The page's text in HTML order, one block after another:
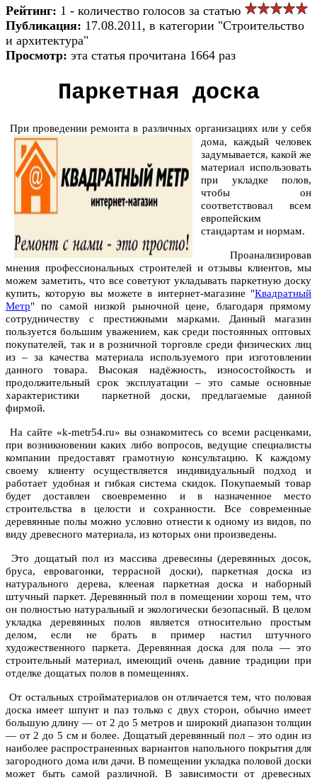
Рейтинг: 1 - количество голосов за статью
Публикация: 17.08.2011, в категории "Строительство
и архитектура"
Просмотр: эта статья прочитана 1664 раз
Паркетная доска
При проведении ремонта в различных организациях или у себя
дома, каждый человек
задумывается, какой же
материал использовать
при укладке полов,
чтобы он
соответствовал всем
европейским
стандартам и нормам.
Проанализировав
мнения профессиональных строителей и отзывы клиентов, мы
можем заметить, что все советуют укладыватьпаркетную доску
купить, которую вы можете в интернет-магазине "Квадратный
Метр" по самой низкой рыночной цене, благодаря прямому
сотрудничеству с престижными марками. Данный магазин
пользуется большим уважением, как среди постоянных оптовых
покупателей, так и в розничной торговле среди физических лиц
из – за качества материала используемого при изготовлении
данного товара. Высокая надёжность, износостойкость и
продолжительный срок эксплуатации – это самые основные
характеристики паркетной доски, предлагаемые данной
фирмой.
На сайте «k-metr54.ru» вы ознакомитесь со всеми расценками,
при возникновении каких либо вопросов, ведущие специалисты
компании предоставят грамотную консультацию. К каждому
своему клиенту осуществляется индивидуальный подход и
работает удобная и гибкая система скидок. Покупаемый товар
будет доставлен своевременно и в назначенное место
строительства в целости и сохранности. Все современные
деревянные полы можно условно отнести к одному из видов, по
виду древесного материала, из которых они произведены.
Это дощатый пол из массива древесины (деревянных досок,
бруса, евровагонки, террасной доски), паркетная доска из
натурального дерева, клееная паркетная доска и наборный
штучный паркет. Деревянный пол в помещении хорош тем, что
он полностью натуральный и экологически безопасный. В целом
укладка деревянных полов является относительно простым
делом, если не брать в пример настил штучного
художественного паркета. Деревянная доска для пола — это
строительный материал, имеющий очень давние традиции при
отделке дощатых полов в помещениях.
От остальных стройматериалов он отличается тем, что половая
доска имеет шпунт и паз только с двух сторон, обычно имеет
большую длину — от 2 до 5 метров и широкий диапазон толщин
— от 2 до 5 см и более. Дощатый деревянный пол – это один из
наиболее распространенных вариантов напольного покрытия для
загородного дома или дачи. В помещении укладка половой доски
может быть самой различной. В зависимости от древесных